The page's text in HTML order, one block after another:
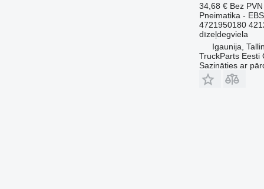
34,68 € Bez PVN
Pneimatika -
4721950180
dīzeļdegviela
Igaunija,
TruckParts Eesti
Sazināties ar